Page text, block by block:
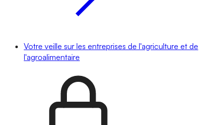
Votre veille sur les entreprises de l'agriculture et de
l'agroalimentaire